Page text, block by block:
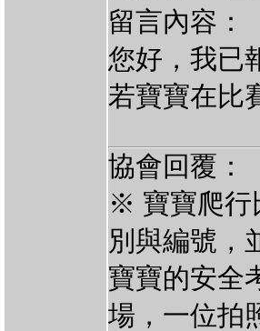
留言內容：
您好，我已
若寶寶在比
協會回覆：
※ 寶寶爬行
別與編號，
寶寶的安全
場，一位拍